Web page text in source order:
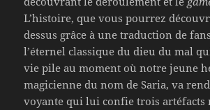
L’histoire, que vous pourrez
dessus grâce à une traduction de
l’éternel classique du dieu du mal
vie pile au moment où notre jeune
magicienne du nom de Saria, va
voyante qui lui confie trois artéfacts